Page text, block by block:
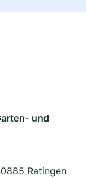
und
Ratingen